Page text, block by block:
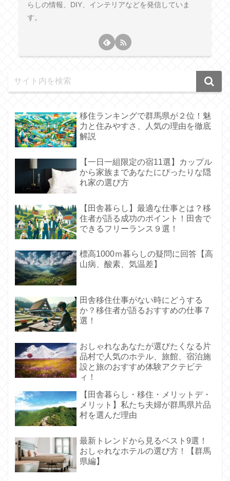
らしの情報、DIY、インテリアなどを発信していま
す。
移住ランキングで群馬県が２位！魅
力と住みやすさ、人気の理由を徹底
解説
【一日一組限定の宿11選】カップル
から家族まであなたにぴったりな隠
れ家の選び方
【田舎暮らし】最適な仕事とは？移
住者が語る成功のポイント！田舎で
できるフリーランス９選！
標高1000ｍ暮らしの疑問に回答【高
山病、酸素、気温差】
田舎移住仕事がない時にどうする
か？移住者が語るおすすめの仕事７
選！
おしゃれなあなたが選びたくなる片
品村で人気のホテル、旅館、宿泊施
設と旅のおすすめ体験アクテビテ
ィ！
【田舎暮らし・移住・メリットデ・
メリット】私たち夫婦が群馬県片品
村を選んだ理由
最新トレンドから見るベスト9選！
おしゃれなホテルの選び方！【群馬
県編】